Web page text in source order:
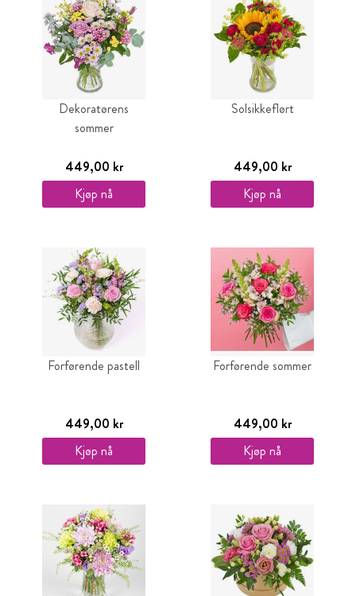
Dekoratørens
sommer
449,00 kr
Kjøp nå
Solsikkeflørt
449,00 kr
Kjøp nå
Forførende pastell
449,00 kr
Kjøp nå
Forførende sommer
449,00 kr
Kjøp nå